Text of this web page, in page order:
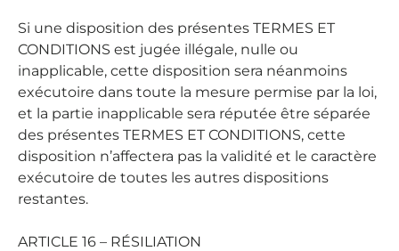
Si une disposition des présentes TERMES ET
CONDITIONS est jugée illégale, nulle ou
inapplicable, cette disposition sera néanmoins
exécutoire dans toute la mesure permise par la loi,
et la partie inapplicable sera réputée être séparée
des présentes TERMES ET CONDITIONS, cette
disposition n’affectera pas la validité et le caractère
exécutoire de toutes les autres dispositions
restantes.
ARTICLE 16 – RÉSILIATION